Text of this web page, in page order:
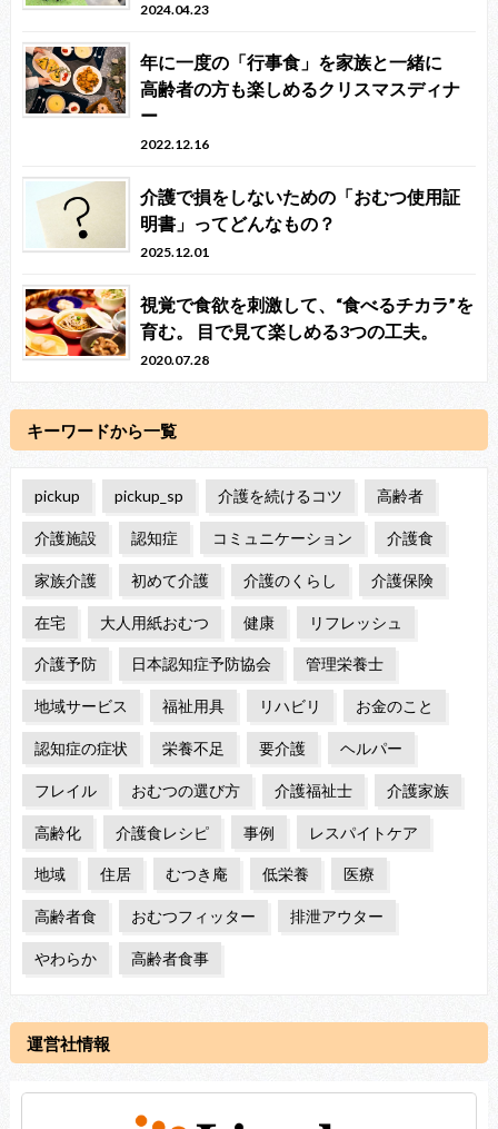
2024.04.23
年に一度の「行事食」を家族と一緒に
高齢者の方も楽しめるクリスマスディナ
ー
2022.12.16
介護で損をしないための「おむつ使用証
明書」ってどんなもの？
2025.12.01
視覚で食欲を刺激して、“食べるチカラ”を
育む。 目で見て楽しめる3つの工夫。
2020.07.28
キーワードから一覧
pickup pickup_sp 介護を続けるコツ 高齢者
介護施設 認知症 コミュニケーション 介護食
家族介護 初めて介護 介護のくらし 介護保険
在宅 大人用紙おむつ 健康 リフレッシュ
介護予防 日本認知症予防協会 管理栄養士
地域サービス 福祉用具 リハビリ お金のこと
認知症の症状 栄養不足 要介護 ヘルパー
フレイル おむつの選び方 介護福祉士 介護家族
高齢化 介護食レシピ 事例 レスパイトケア
地域 住居 むつき庵 低栄養 医療
高齢者食 おむつフィッター 排泄アウター
やわらか 高齢者食事
運営社情報